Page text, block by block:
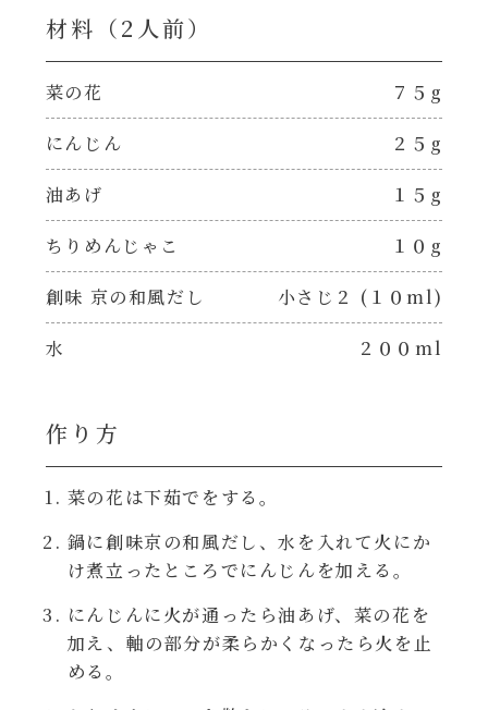
肉ピクキノピク
鍋
グラタン/ドリア
含む）
パウチのまんまシリーズ
シャンタン鍋
おもてなし
BBQ/キャンプ
炊飯器
ホットプレート
そうめんつゆ
焼肉のたれ 初代
焼肉のたれ 二代目
やみつききゃべつの塩たれ
聖護院かぶらのもみじおろしぽん酢
ハコネーゼ 海老クリーム
ハコネーゼ ボロネーゼ
材料（2⼈前）
菜の花 ７５g
にんじん ２５g
油あげ １５g
ちりめんじゃこ １０g
創味 京の和風だし 小さじ２ (１０ml)
水 ２００ml
作り方
菜の花は下茹でをする。
鍋に創味京の和風だし、水を入れて火にか
け煮立ったところでにんじんを加える。
にんじんに火が通ったら油あげ、菜の花を
加え、軸の部分が柔らかくなったら火を止
める。